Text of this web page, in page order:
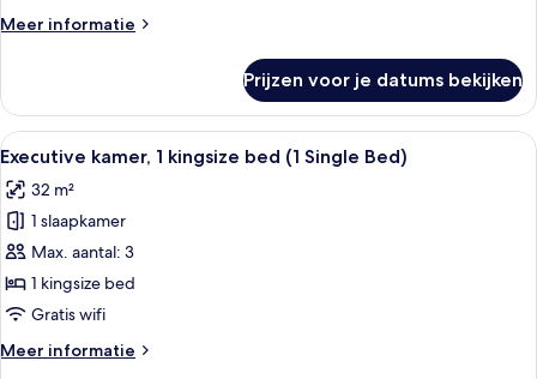
laden
Meer informatie
Meer
kamer,
queensize
Prijzen voor je datums bekijken
Alle
foto's
voor
Executive
kamer,
1
kingsize
(1
Een moderne hotelkamer met een
9
Executive kamer, 1 kingsize bed (1 Single Bed)
32 m²
1 slaapkamer
Max. aantal: 3
1 kingsize bed
Gratis wifi
Meer informatie
Meer